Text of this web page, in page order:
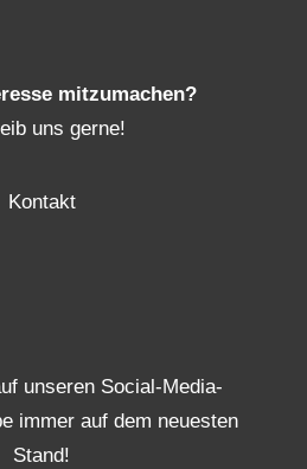
mitzumachen?
uns gerne!
Kontakt
unseren Social-Media-
immer auf dem neuesten
Stand!